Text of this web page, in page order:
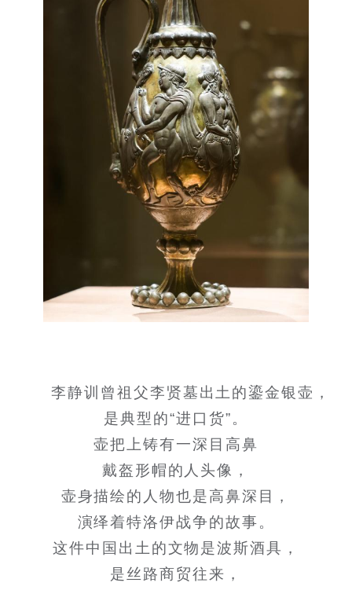
李静训曾祖父李贤墓出土的鎏金银壶，
是典型的“进口货”。
壶把上铸有一深目高鼻
戴盔形帽的人头像，
壶身描绘的人物也是高鼻深目，
演绎着特洛伊战争的故事。
这件中国出土的文物是波斯酒具，
是丝路商贸往来，